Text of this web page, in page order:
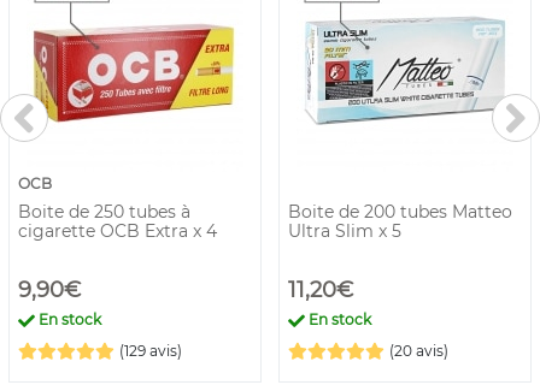
OCB
Boite de 250 tubes à
cigarette OCB Extra x 4
9,90€
En stock
(129 avis)
Boite de 200 tubes Matteo
Ultra Slim x 5
11,20€
En stock
(20 avis)